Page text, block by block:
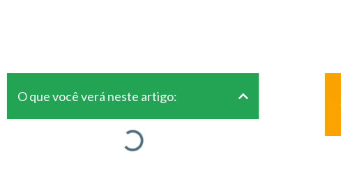
O que você verá neste artigo: